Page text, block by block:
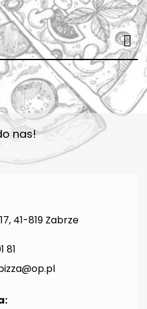
nas!
41-819 Zabrze
81